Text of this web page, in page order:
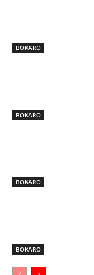
BOKARO
BOKARO
BOKARO
BOKARO